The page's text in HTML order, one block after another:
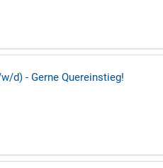
d) - Gerne Quereinstieg!